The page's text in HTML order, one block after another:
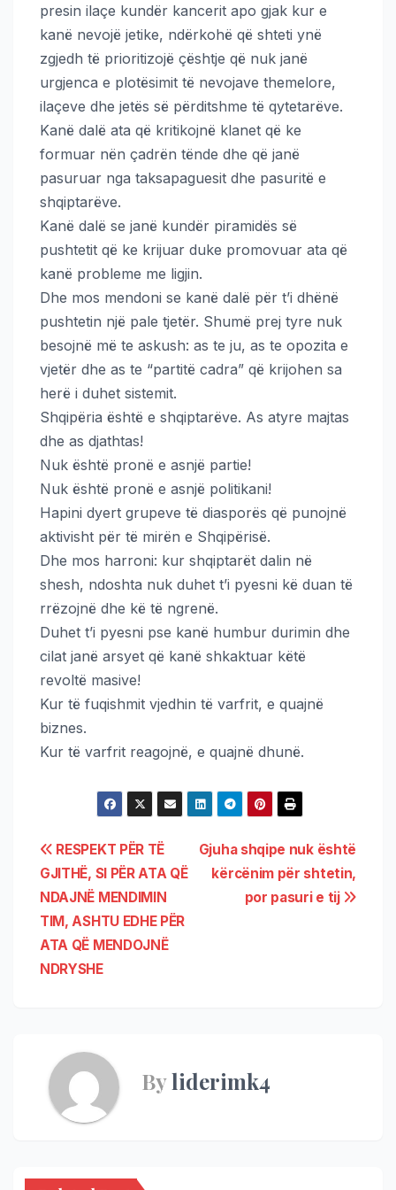
presin ilaçe kundër kancerit apo gjak kur e
kanë nevojë jetike, ndërkohë që shteti ynë
zgjedh të prioritizojë çështje që nuk janë
urgjenca e plotësimit të nevojave themelore,
ilaçeve dhe jetës së përditshme të qytetarëve.
Kanë dalë ata që kritikojnë klanet që ke
formuar nën çadrën tënde dhe që janë
pasuruar nga taksapaguesit dhe pasuritë e
shqiptarëve.
Kanë dalë se janë kundër piramidës së
pushtetit që ke krijuar duke promovuar ata që
kanë probleme me ligjin.
Dhe mos mendoni se kanë dalë për t’i dhënë
pushtetin një pale tjetër. Shumë prej tyre nuk
besojnë më te askush: as te ju, as te opozita e
vjetër dhe as te “partitë cadra” që krijohen sa
herë i duhet sistemit.
Shqipëria është e shqiptarëve. As atyre majtas
dhe as djathtas!
Nuk është pronë e asnjë partie!
Nuk është pronë e asnjë politikani!
Hapini dyert grupeve të diasporës që punojnë
aktivisht për të mirën e Shqipërisë.
Dhe mos harroni: kur shqiptarët dalin në
shesh, ndoshta nuk duhet t’i pyesni kë duan të
rrëzojnë dhe kë të ngrenë.
Duhet t’i pyesni pse kanë humbur durimin dhe
cilat janë arsyet që kanë shkaktuar këtë
revoltë masive!
Kur të fuqishmit vjedhin të varfrit, e quajnë
biznes.
Kur të varfrit reagojnë, e quajnë dhunë.
Gjuha shqipe nuk është
kërcënim për shtetin,
por pasuri e tij
RESPEKT PËR TË
GJITHË, SI PËR ATA QË
NDAJNË MENDIMIN
TIM, ASHTU EDHE PËR
ATA QË MENDOJNË
NDRYSHE
Byliderimk4